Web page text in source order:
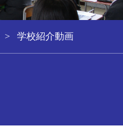
学校紹介動画